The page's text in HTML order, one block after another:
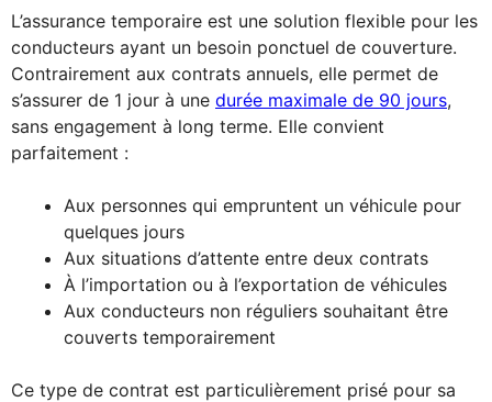
L’assurance temporaire est une solution flexible pour les
conducteurs ayant un besoin ponctuel de couverture.
Contrairement aux contrats annuels, elle permet de
s’assurer de 1 jour à une durée maximale de 90 jours,
sans engagement à long terme. Elle convient
parfaitement :
Aux personnes qui empruntent un véhicule pour
quelques jours
Aux situations d’attente entre deux contrats
À l’importation ou à l’exportation de véhicules
Aux conducteurs non réguliers souhaitant être
couverts temporairement
Ce type de contrat est particulièrement prisé pour sa